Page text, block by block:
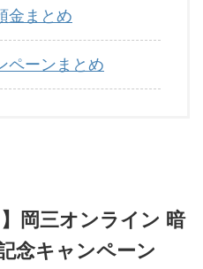
金まとめ
ペーンまとめ
岡三オンライン 暗
念キャンペーン